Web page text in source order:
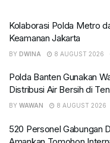
Kolaborasi Polda Metro
Keamanan Jakarta
BY DWINA 8 AUGUST 2026
Polda Banten Gunakan
Distribusi Air Bersih di
BY WAWAN 8 AUGUST 2026
520 Personel Gabungan